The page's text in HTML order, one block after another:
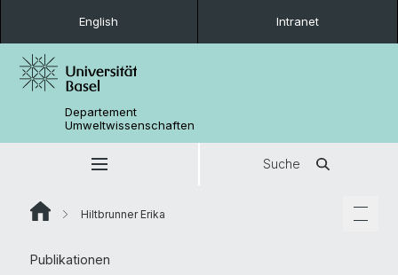
English Intranet
Departement
Umweltwissenschaften
Suche
Hiltbrunner Erika
Publikationen